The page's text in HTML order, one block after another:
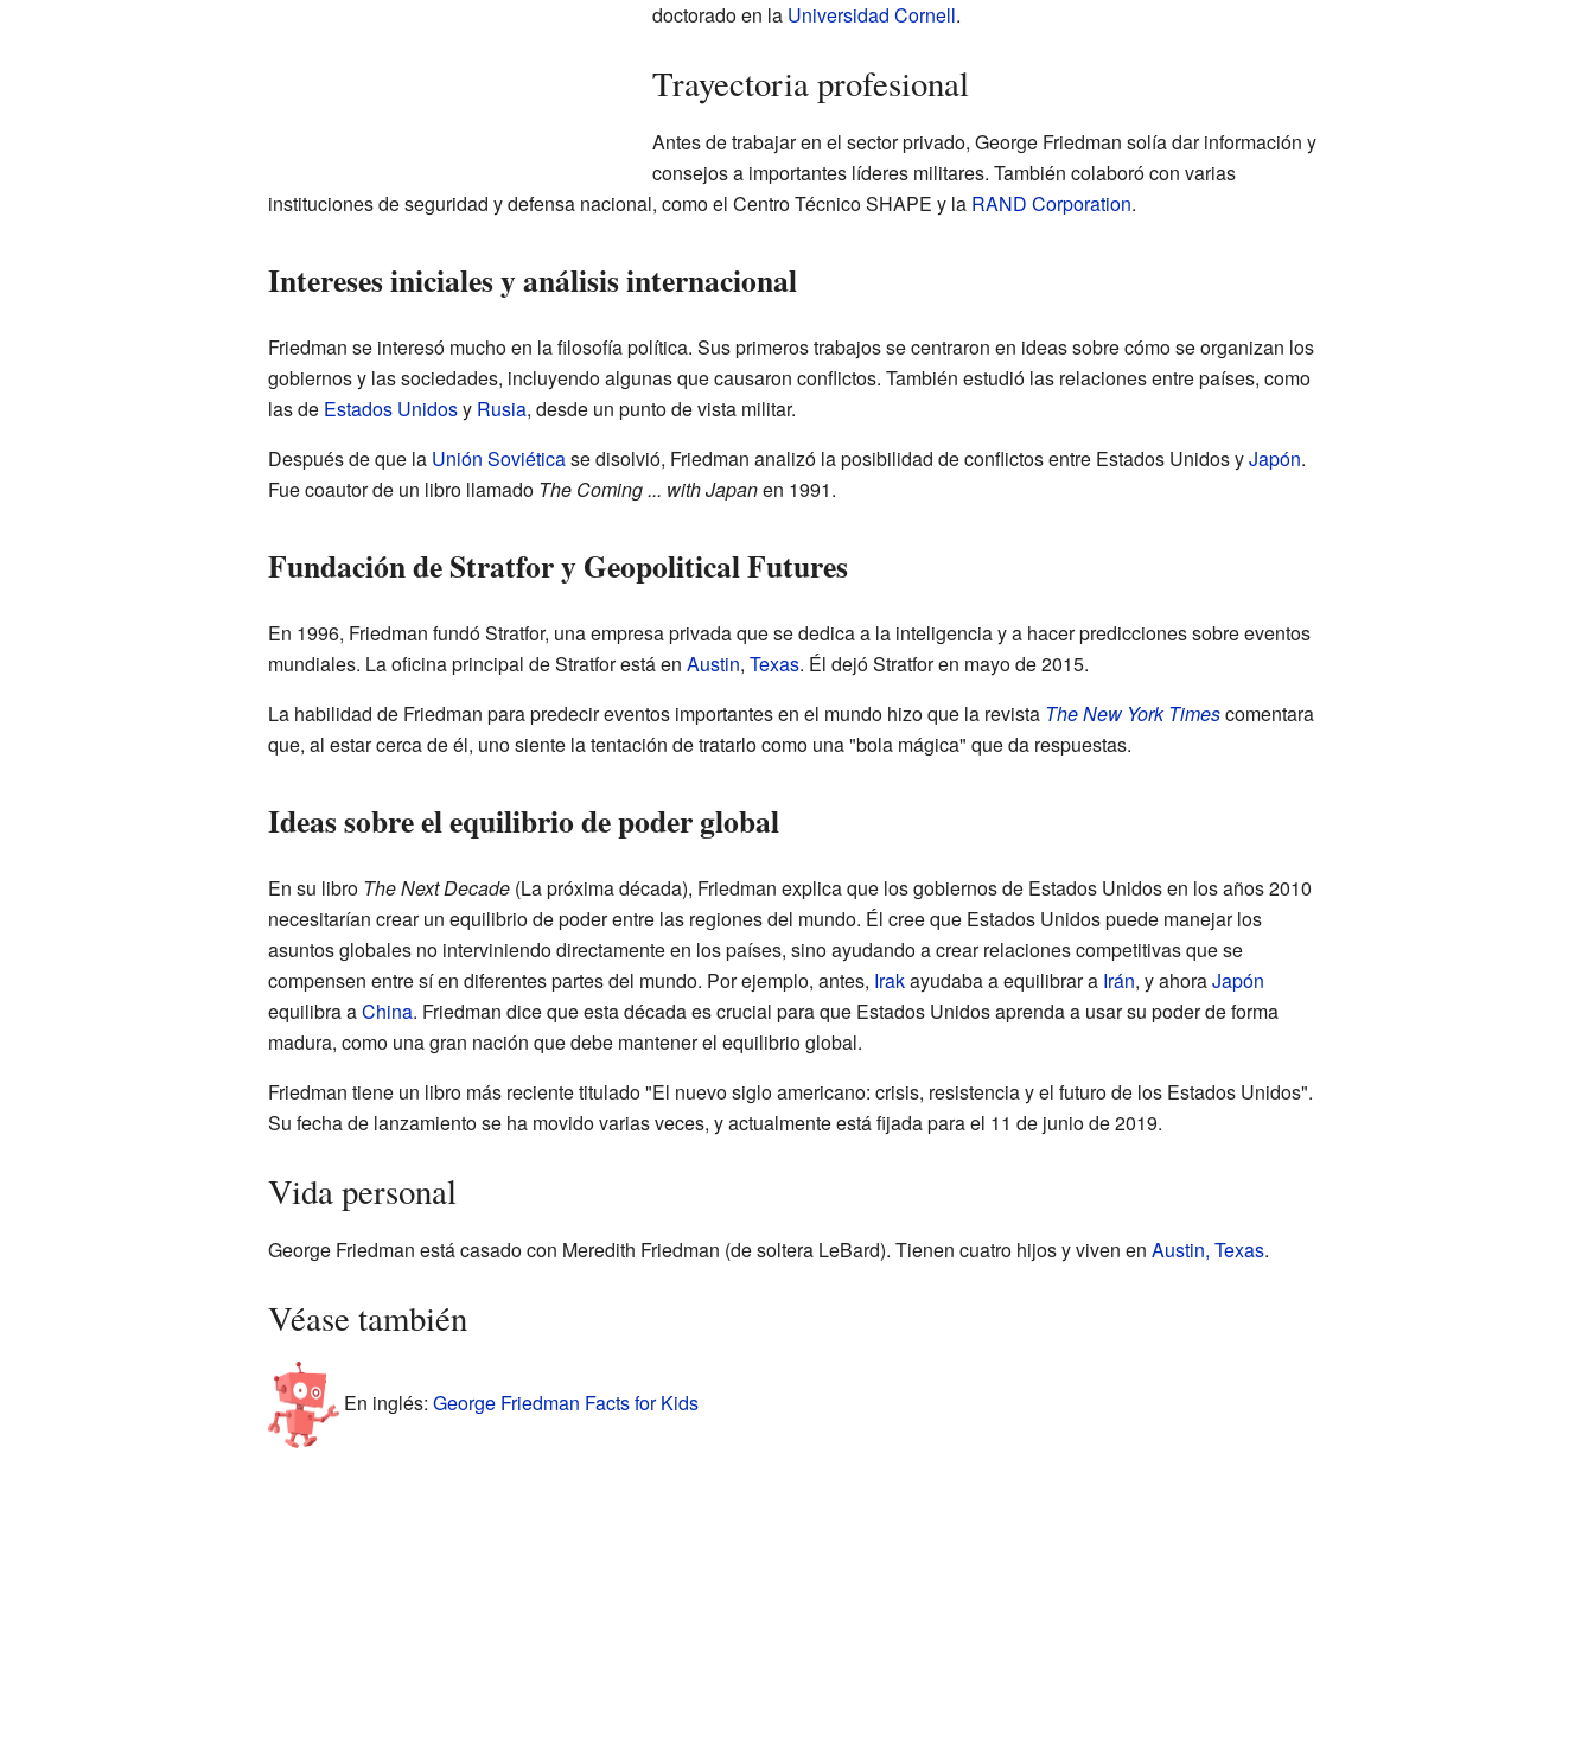
doctorado en la Universidad Cornell.
Trayectoria profesional
Antes de trabajar en el sector privado, George Friedman solía dar información y
consejos a importantes líderes militares. También colaboró con varias
instituciones de seguridad y defensa nacional, como el Centro Técnico SHAPE y la RAND Corporation.
Intereses iniciales y análisis internacional
Friedman se interesó mucho en la filosofía política. Sus primeros trabajos se centraron en ideas sobre cómo se organizan los
gobiernos y las sociedades, incluyendo algunas que causaron conflictos. También estudió las relaciones entre países, como
las de Estados Unidosy Rusia, desde un punto de vista militar.
Después de que la Unión Soviéticase disolvió, Friedman analizó la posibilidad de conflictos entre Estados Unidos yJapón.
Fue coautor de un libro llamado The Coming ... with Japanen 1991.
Fundación de Stratfor y Geopolitical Futures
En 1996, Friedman fundó Stratfor, una empresa privada que se dedica a la inteligencia y a hacer predicciones sobre eventos
mundiales. La oficina principal de Stratfor está en Austin, Texas. Él dejó Stratfor en mayo de 2015.
La habilidad de Friedman para predecir eventos importantes en el mundo hizo que la revista The New York Timescomentara
que, al estar cerca de él, uno siente la tentación de tratarlo como una "bola mágica" que da respuestas.
Ideas sobre el equilibrio de poder global
En su libro The Next Decade(La próxima década), Friedman explica que los gobiernos de Estados Unidos en los años 2010
necesitarían crear un equilibrio de poder entre las regiones del mundo. Él cree que Estados Unidos puede manejar los
asuntos globales no interviniendo directamente en los países, sino ayudando a crear relaciones competitivas que se
compensen entre sí en diferentes partes del mundo. Por ejemplo, antes, Irakayudaba a equilibrar a Irán, y ahoraJapón
equilibra aChina. Friedman dice que esta década es crucial para que Estados Unidos aprenda a usar su poder de forma
madura, como una gran nación que debe mantener el equilibrio global.
Friedman tiene un libro más reciente titulado "El nuevo siglo americano: crisis, resistencia y el futuro de los Estados Unidos".
Su fecha de lanzamiento se ha movido varias veces, y actualmente está fijada para el 11 de junio de 2019.
Vida personal
George Friedman está casado con Meredith Friedman (de soltera LeBard). Tienen cuatro hijos y viven en Austin, Texas.
Véase también
En inglés: George Friedman Facts for Kids